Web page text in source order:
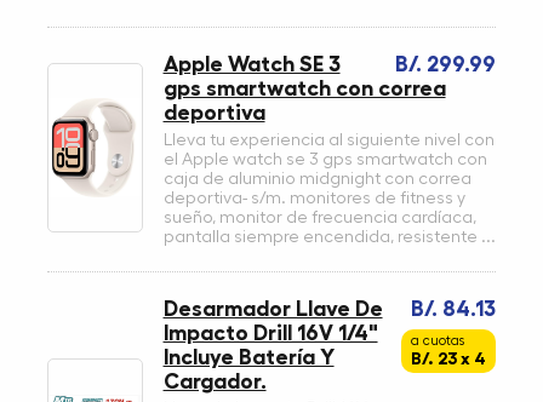
B/. 299.99
Apple Watch SE 3
gps smartwatch con correa
deportiva
Lleva tu experiencia al siguiente nivel con
el Apple watch se 3 gps smartwatch con
caja de aluminio midgnight con correa
deportiva- s/m. monitores de fitness y
sueño, monitor de frecuencia cardíaca,
pantalla siempre encendida, resistente ...
B/. 84.13
a cuotas
B/. 23 x 4
Desarmador Llave De
Impacto Drill 16V 1/4"
Incluye Batería Y
Cargador.